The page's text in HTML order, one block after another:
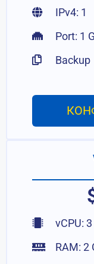
IPv4: 1
Port: 1
Backup
vCPU: 3
RAM: 2